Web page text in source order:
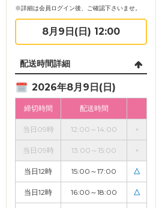
※詳細は会員ログイン後、ご確認下さいませ。
8月9日(日) 12:00
配送時間詳細
2026年8月9日(日)
締切時間 配送時間
当日09時 12:00～14:00 ×
当日09時 13:00～15:00 ×
当日12時 15:00～17:00 △
当日12時 16:00～18:00 △
ページ オレン
２０２６年８
号 １...
扶桑社 ＥＳＳＥ（エッ
セ） ２０２６年９月
号 １冊